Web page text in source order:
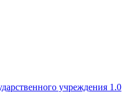
учреждения 1.0